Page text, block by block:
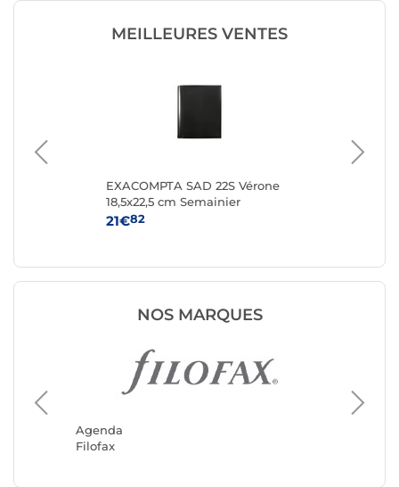
MEILLEURES VENTES
EXACOMPTA SAD 22S Vérone
18,5x22,5 cm Semainier
Septembre à Décembre - 16
21€82
NOS MARQUES
Agenda
Filofax
Agenda